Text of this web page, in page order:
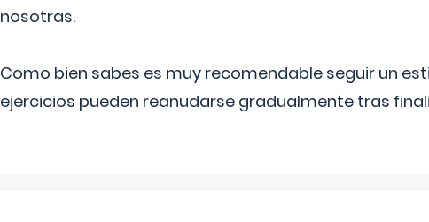
nosotras.
Como bien sabes es muy recomendable seguir un
ejercicios pueden reanudarse gradualmente tras